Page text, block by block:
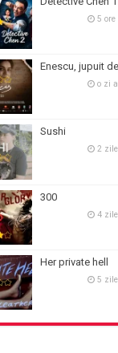
5 ore
Enescu, jupuit
o zi
Sushi
2
300
4
Her private hell
5